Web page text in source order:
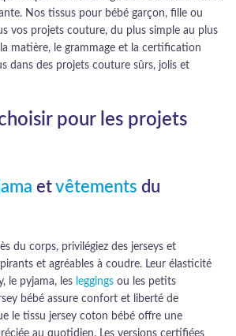
Nos tissus pour bébé garçon, fille ou
vos projets couture, du plus simple au plus
matière, le grammage et la certification
dans des projets couture sûrs, jolis et
pour les projets
etvêtements du
du corps, privilégiez des jerseys et
et agréables à coudre. Leur élasticité
le pyjama, les leggings ou les petits
bébé assure confort et liberté de
le tissu jersey coton bébé offre une
au quotidien. Les versions certifiées